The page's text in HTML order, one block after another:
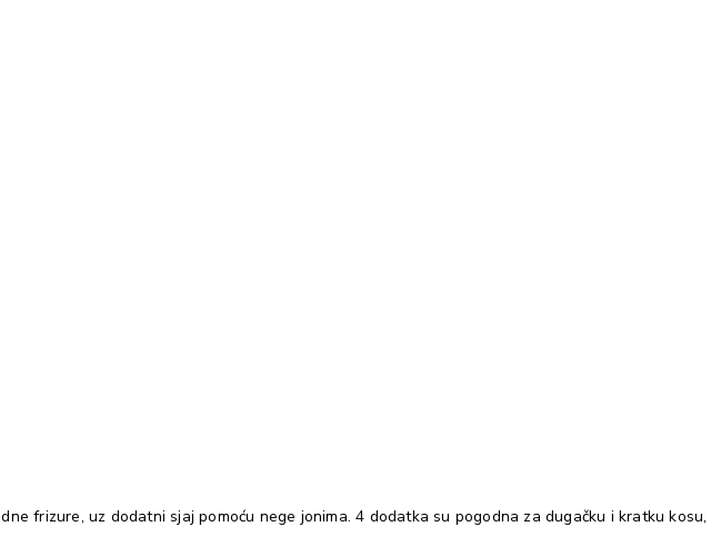
frizure, uz dodatni sjaj pomoću nege jonima. 4 dodatka su pogodna za dugačku i kratku kosu,